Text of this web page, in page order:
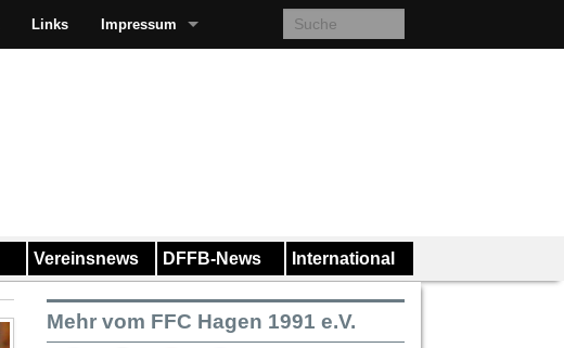
Links Impressum
Vereinsnews DFFB-News International
Mehr vom FFC Hagen 1991 e.V.